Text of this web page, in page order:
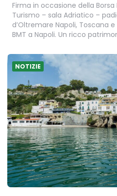
Firma in occasione della
Turismo – sala Adriatico –
d’Oltremare Napoli, Toscana
BMT a Napoli. Un ricco
NOTIZIE